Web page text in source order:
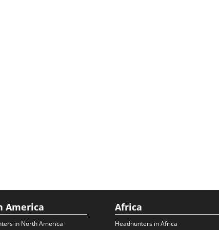
America
in North America
Africa
Headhunters in Africa